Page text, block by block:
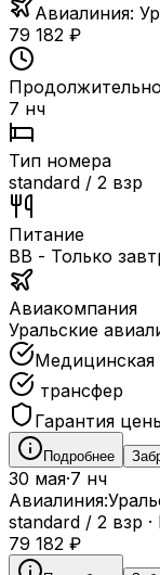
Авиалиния:
79 182 ₽
7 нч
Тип номера
standard / 2 взр
Питание
BB - Только
Авиакомпания
Уральские
Медицинская
трансфер
Гарантия
Подробнее
30 мая·7 нч
Авиалиния:
standard / 2 взр ·
79 182 ₽